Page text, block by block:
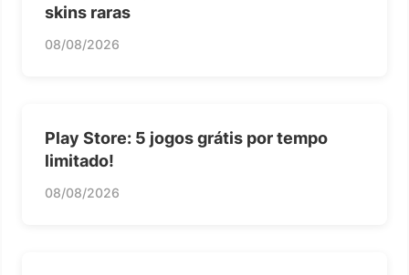
skins raras
08/08/2026
Play Store: 5 jogos grátis por tempo
limitado!
08/08/2026